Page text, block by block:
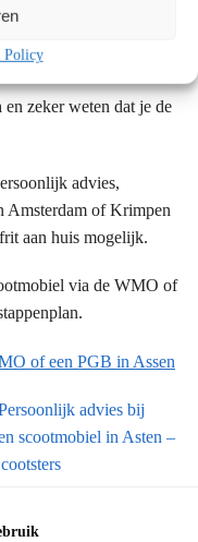
Policyuit Assen
en zeker weten dat je de
advies,
Amsterdam of Krimpen
aan huis mogelijk.
via de WMO of
of een PGB in Assen
advies bij
scootmobiel in Asten –